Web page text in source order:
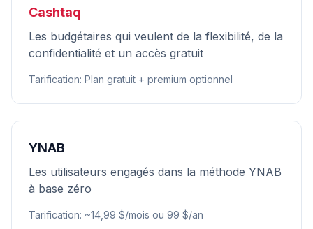
Cashtaq
Les budgétaires qui veulent de la flexibilité, de la
confidentialité et un accès gratuit
Tarification: Plan gratuit + premium optionnel
YNAB
Les utilisateurs engagés dans la méthode YNAB
à base zéro
Tarification: ~14,99 $/mois ou 99 $/an